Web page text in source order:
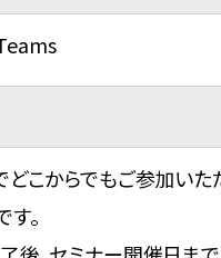
どこからでもご参加い
。